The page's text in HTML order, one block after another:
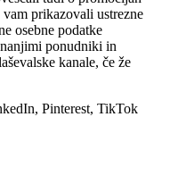
vam prikazovali ustrezne
osebne podatke
ponudniki in
kanale, če že
Pinterest, TikTok